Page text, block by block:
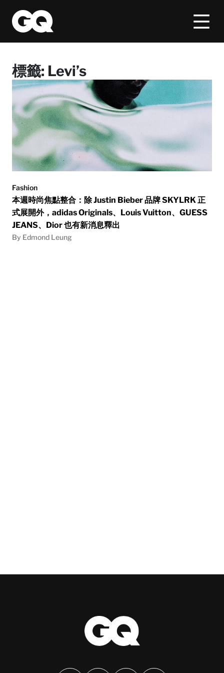
標籤: Levi’s
Fashion
本週時尚焦點整合：除 Justin Bieber 品牌 SKYLRK 正
式展開外，adidas Originals、Louis Vuitton、GUESS
JEANS、Dior 也有新消息釋出
By Edmond Leung